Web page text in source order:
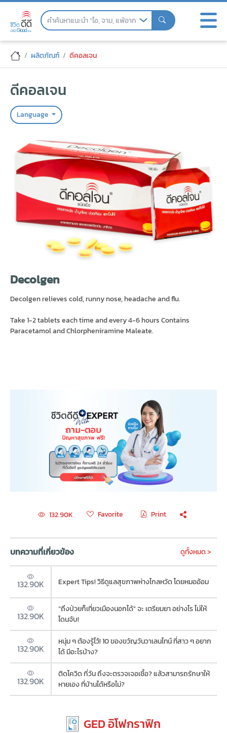
Skip
ดีคอลเจน
ผลิตภัณฑ์ ดีคอลเจน
ดีคอลเจน
Language
Decolgen
Decolgen relieves cold, runny nose, headache and flu.
Take 1-2 tablets each time and every 4-6 hours Contains
Paracetamol and Chlorpheniramine Maleate.
132.90K Favorite Print
บทความที่เกี่ยวข้อง ดูทั้งหมด >
132.90K Expert Tips! วิธีดูแลสุขภาพห่างไกลหวัด โดยหมออ้อม
132.90K
“ถึงป่วยก็เที่ยวเมืองนอกได้” จะ เตรียมยา อย่างไร ไม่ให้
โดนจับ!
132.90K
หนุ่ม ๆ ต้องรู้ไว้! 10 ของขวัญวันวาเลนไทน์ ที่สาว ๆ อยาก
ได้ มีอะไรบ้าง?
132.90K
ติดโควิด กี่วัน ถึงจะตรวจเจอเชื้อ? แล้วสามารถรักษาให้
หายเอง ที่บ้านได้หรือไม่?
GED อิโฟกราฟิก